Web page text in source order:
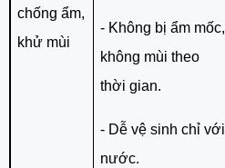
chống ẩm,
khử mùi
- Không bị ẩm mốc,
không mùi theo
thời gian.
- Dễ vệ sinh chỉ với
nước.